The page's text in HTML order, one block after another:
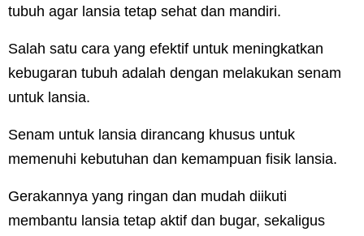
tubuh agar lansia tetap sehat dan mandiri.
Salah satu cara yang efektif untuk meningkatkan
kebugaran tubuh adalah dengan melakukan senam
untuk lansia.
Senam untuk lansia dirancang khusus untuk
memenuhi kebutuhan dan kemampuan fisik lansia.
Gerakannya yang ringan dan mudah diikuti
membantu lansia tetap aktif dan bugar, sekaligus